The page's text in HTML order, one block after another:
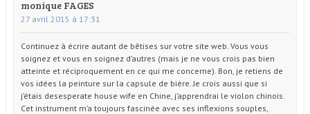
monique FAGES
27 avril 2015 à 17:31
Continuez à écrire autant de bêtises sur votre site web. Vous vous
soignez et vous en soignez d’autres (mais je ne vous crois pas bien
atteinte et réciproquement en ce qui me concerne). Bon, je retiens de
vos idées la peinture sur la capsule de bière. Je crois aussi que si
j’étais desesperate house wife en Chine, j’apprendrai le violon chinois.
Cet instrument m’a toujours fascinée avec ses inflexions souples,